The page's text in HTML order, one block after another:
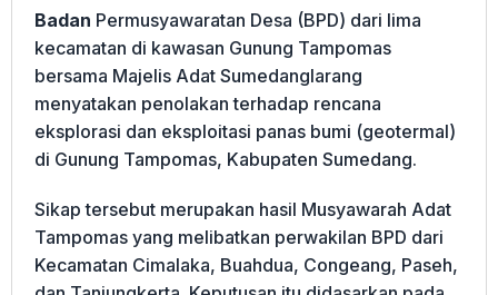
Badan Permusyawaratan Desa (BPD) dari lima
kecamatan di kawasan Gunung Tampomas
bersama Majelis Adat Sumedanglarang
menyatakan penolakan terhadap rencana
eksplorasi dan eksploitasi panas bumi (geotermal)
di Gunung Tampomas, Kabupaten Sumedang.
Sikap tersebut merupakan hasil Musyawarah Adat
Tampomas yang melibatkan perwakilan BPD dari
Kecamatan Cimalaka, Buahdua, Congeang, Paseh,